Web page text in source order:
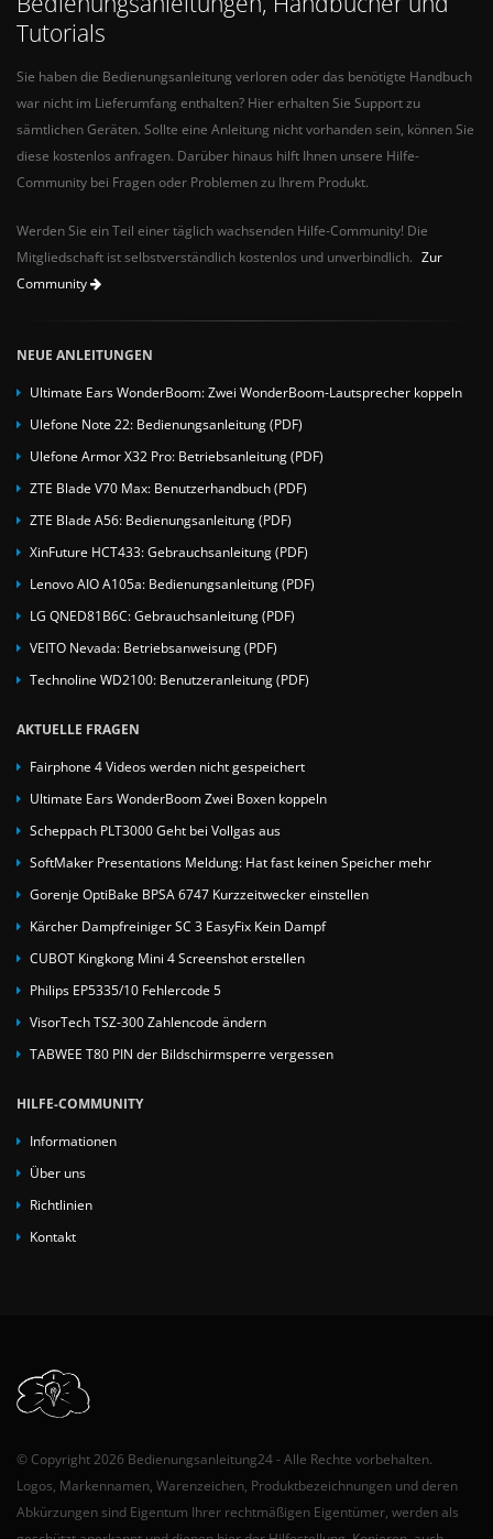
Tutorials
Sie haben die Bedienungsanleitung verloren oder das benötigte Handbuch
war nicht im Lieferumfang enthalten? Hier erhalten Sie Support zu
sämtlichen Geräten. Sollte eine Anleitung nicht vorhanden sein, können Sie
diese kostenlos anfragen. Darüber hinaus hilft Ihnen unsere Hilfe-
Community bei Fragen oder Problemen zu Ihrem Produkt.
Werden Sie ein Teil einer täglich wachsenden Hilfe-Community! Die
Mitgliedschaft ist selbstverständlich kostenlos und unverbindlich. Zur
Community
NEUE ANLEITUNGEN
Ultimate Ears WonderBoom: Zwei WonderBoom-Lautsprecher koppeln
Ulefone Note 22: Bedienungsanleitung (PDF)
Ulefone Armor X32 Pro: Betriebsanleitung (PDF)
ZTE Blade V70 Max: Benutzerhandbuch (PDF)
ZTE Blade A56: Bedienungsanleitung (PDF)
XinFuture HCT433: Gebrauchsanleitung (PDF)
Lenovo AIO A105a: Bedienungsanleitung (PDF)
LG QNED81B6C: Gebrauchsanleitung (PDF)
VEITO Nevada: Betriebsanweisung (PDF)
Technoline WD2100: Benutzeranleitung (PDF)
AKTUELLE FRAGEN
Fairphone 4 Videos werden nicht gespeichert
Ultimate Ears WonderBoom Zwei Boxen koppeln
Scheppach PLT3000 Geht bei Vollgas aus
SoftMaker Presentations Meldung: Hat fast keinen Speicher mehr
Gorenje OptiBake BPSA 6747 Kurzzeitwecker einstellen
Kärcher Dampfreiniger SC 3 EasyFix Kein Dampf
CUBOT Kingkong Mini 4 Screenshot erstellen
Philips EP5335/10 Fehlercode 5
VisorTech TSZ-300 Zahlencode ändern
TABWEE T80 PIN der Bildschirmsperre vergessen
HILFE-COMMUNITY
Informationen
Über uns
Richtlinien
Kontakt
© Copyright 2026 Bedienungsanleitung24 - Alle Rechte vorbehalten.
Logos, Markennamen, Warenzeichen, Produktbezeichnungen und deren
Abkürzungen sind Eigentum Ihrer rechtmäßigen Eigentümer, werden als